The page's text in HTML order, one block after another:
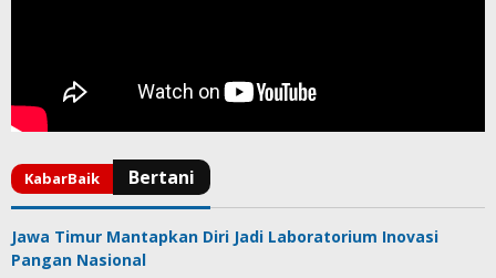
Jawa Timur Mantapkan Diri Jadi Laboratorium Inovasi
Pangan Nasional